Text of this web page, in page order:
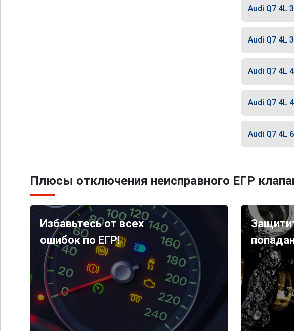
Audi Q7 4L
Audi Q7 4L
Audi Q7 4L
Audi Q7 4L
Audi Q7 4L
Плюсы отключения неисправного ЕГР
Избавьтесь от всех
ошибок по ЕГР!